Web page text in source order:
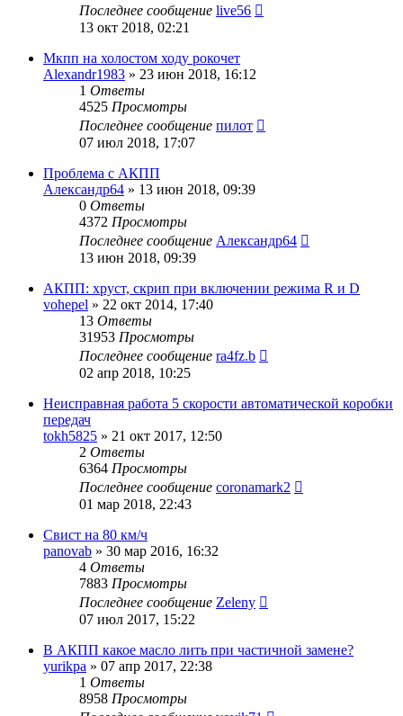
Последнее сообщение live56
13 окт 2018, 02:21
Мкпп на холостом ходу рокочет
Alexandr1983 » 23 июн 2018, 16:12
1 Ответы
4525 Просмотры
Последнее сообщение пилот
07 июл 2018, 17:07
Проблема с АКПП
Александр64 » 13 июн 2018, 09:39
0 Ответы
4372 Просмотры
Последнее сообщение Александр64
13 июн 2018, 09:39
АКПП: хруст, скрип при включении режима R и D
vohepel » 22 окт 2014, 17:40
13 Ответы
31953 Просмотры
Последнее сообщение ra4fz.b
02 апр 2018, 10:25
Неисправная работа 5 скорости автоматической коробки
передач
tokh5825 » 21 окт 2017, 12:50
2 Ответы
6364 Просмотры
Последнее сообщение coronamark2
01 мар 2018, 22:43
Свист на 80 км/ч
panovab » 30 мар 2016, 16:32
4 Ответы
7883 Просмотры
Последнее сообщение Zeleny
07 июл 2017, 15:22
В АКПП какое масло лить при частичной замене?
yurikpa » 07 апр 2017, 22:38
1 Ответы
8958 Просмотры